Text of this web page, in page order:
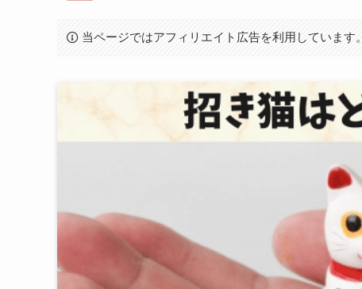
当ページではアフィリエイト広告を利用しています。